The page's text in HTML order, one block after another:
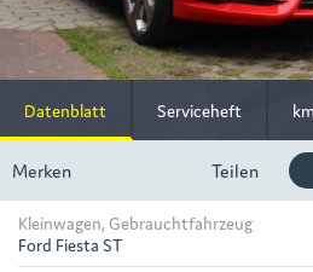
Datenblatt Serviceheft
Merken Teilen
Kleinwagen, Gebrauchtfahrzeug
Ford Fiesta ST